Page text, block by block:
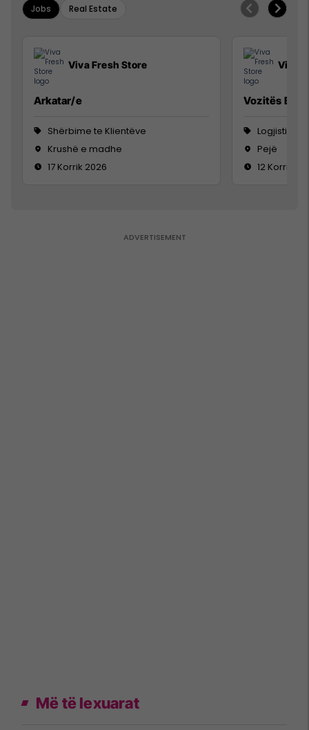
Jobs Real Estate
Viva Fresh Store
Arkatar/e
Shërbime te Klientëve
Krushë e madhe
17 Korrik 2026
Viva
Vozitës B
Logjistikë
Pejë
12 Korrik
Më të lexuarat